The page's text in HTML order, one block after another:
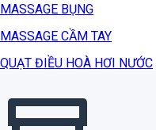
MASSAGE BỤNG
MASSAGE CẦM TAY
QUẠT ĐIỀU HOÀ HƠI NƯỚC